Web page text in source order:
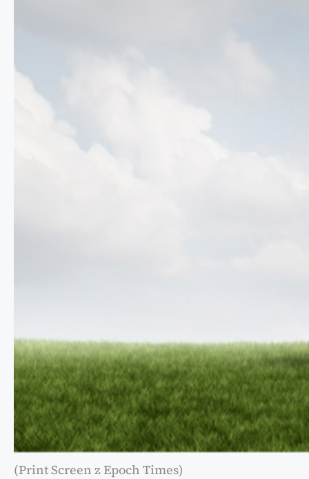
(Print Screen z Epoch Times)